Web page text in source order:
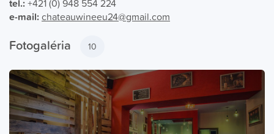
tel.:+421 (0) 948 554 224
e-mail:chateauwineeu24@gmail.com
Fotogaléria 10